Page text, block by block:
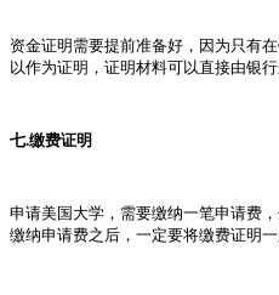
资金证明需要提前准备好，因为只有
以作为证明，证明材料可以直接由银行
七.缴费证明
申请美国大学，需要缴纳一笔申请费
缴纳申请费之后，一定要将缴费证明